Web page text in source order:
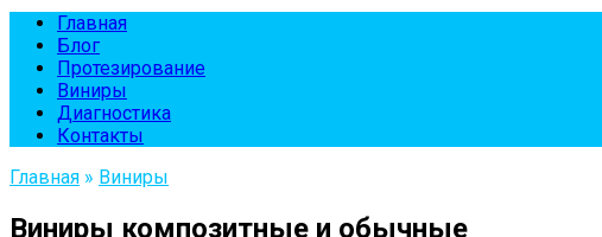
Главная
Блог
Протезирование
Виниры
Диагностика
Контакты
Главная » Виниры
Виниры композитные и обычные